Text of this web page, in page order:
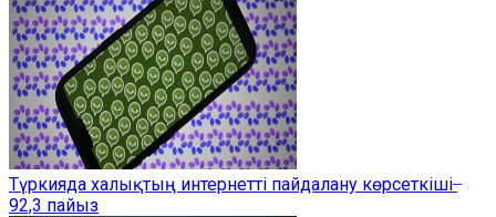
Түркияда халықтың интернетті пайдалану көрсеткіші ̶
92,3 пайыз